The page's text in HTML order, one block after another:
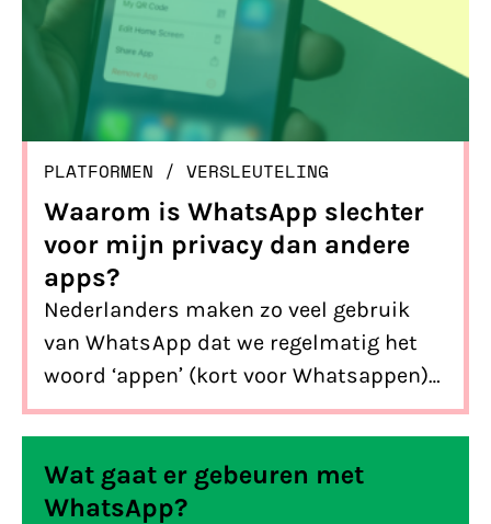
PLATFORMEN / VERSLEUTELING
Waarom is WhatsApp slechter
voor mijn privacy dan andere
apps?
Nederlanders maken zo veel gebruik
van WhatsApp dat we regelmatig het
woord ‘appen’ (kort voor Whatsappen)
gebruiken, als we over een bericht
sturen spreken. Omdat WhatsApp voor
veel mensen één van hun meest
gebruikte apps is, krijgen we vaak
Wat gaat er gebeuren met
WhatsApp?